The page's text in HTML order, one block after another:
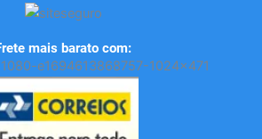
mais barato com: